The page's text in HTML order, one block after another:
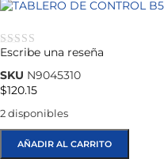
★★★★★
Escribe una reseña
SKU N9045310
$120.15
2 disponibles
AÑADIR AL CARRITO